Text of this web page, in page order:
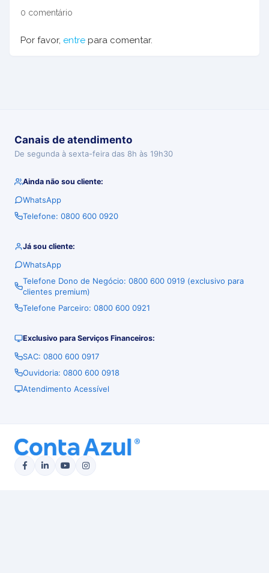
0 comentário
Por favor, entre para comentar.
Canais de atendimento
De segunda à sexta-feira das 8h às 19h30
Ainda não sou cliente:
WhatsApp
Telefone: 0800 600 0920
Já sou cliente:
WhatsApp
Telefone Dono de Negócio: 0800 600 0919 (exclusivo para
clientes premium)
Telefone Parceiro: 0800 600 0921
Exclusivo para Serviços Financeiros:
SAC: 0800 600 0917
Ouvidoria: 0800 600 0918
Atendimento Acessível